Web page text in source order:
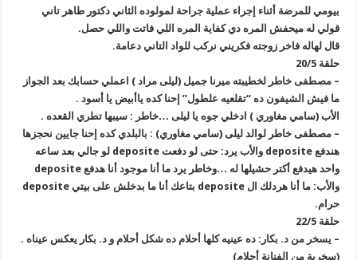
بيومي للمرضة أثناء إجراء عملية جراحة لمولوده الثاني دكتور طاهر تاني
قولي له ميحفش المره دي كفاية المره اللي فاتت واللي حصل.
قال لهاله فاخر زوجته فكريني نركب للواد التاني دعامة.
حلقة 20/5
– مصطفى خاطر لخطيبته ميرنا جميل (ليلى مراد ) اعملي حسابك بعد الجواز
ما فيش الشيفون ده “تقلعيه علطول” إحنا كده ياأبيض يا أسود .
الأب (سامي مغاوري ) ادخلي جوه يا ليلى …خاطر : سيبها تطري القعده .
– مصطفى خاطر لوالد ليلى (سامي مغاوري) : بالبلدي كده إحنا جايين نحجزها
هندفع deposite والأب يرد: حتى لو دفعت deposite لو جالي بعد ساعه
واحد هيدفع أكتر حشيلها له …وخاطر يرد ما أنا موجود أنا هدفع deposite
والأب: ما أنا هردلك ال deposite بتاعك أنا ما بدخلش على بيتي deposite
حرام.
حلقة 22/5
– يسخر من د. بكار: ده عينيه كلها أحلام ده شكل أحلام و د. بكار يعكس عيناه .
(سخرية من الفنانة أحلام)